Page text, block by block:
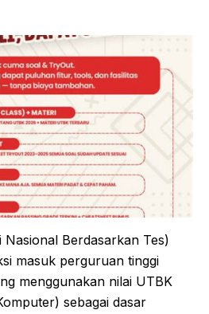
Nasional Berdasarkan Tes)
masuk perguruan tinggi
menggunakan nilai UTBK
sebagai dasar